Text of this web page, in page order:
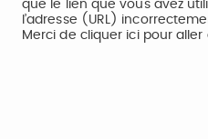
que le lien que vous avez
l’adresse (URL)
Merci de cliquer icipour aller